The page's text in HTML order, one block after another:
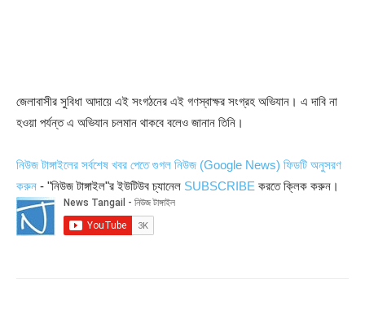
জেলাবাসীর সুবিধা আদায়ে এই সংগঠনের এই গণস্বাক্ষর সংগ্রহ অভিযান। এ দাবি না
হওয়া পর্যন্ত এ অভিযান চলমান থাকবে বলেও জানান তিনি।
নিউজ টাঙ্গাইলের সর্বশেষ খবর পেতে গুগল নিউজ (Google News) ফিডটি অনুসরণ
করুন - "নিউজ টাঙ্গাইল"র ইউটিউব চ্যানেল SUBSCRIBE করতে ক্লিক করুন।